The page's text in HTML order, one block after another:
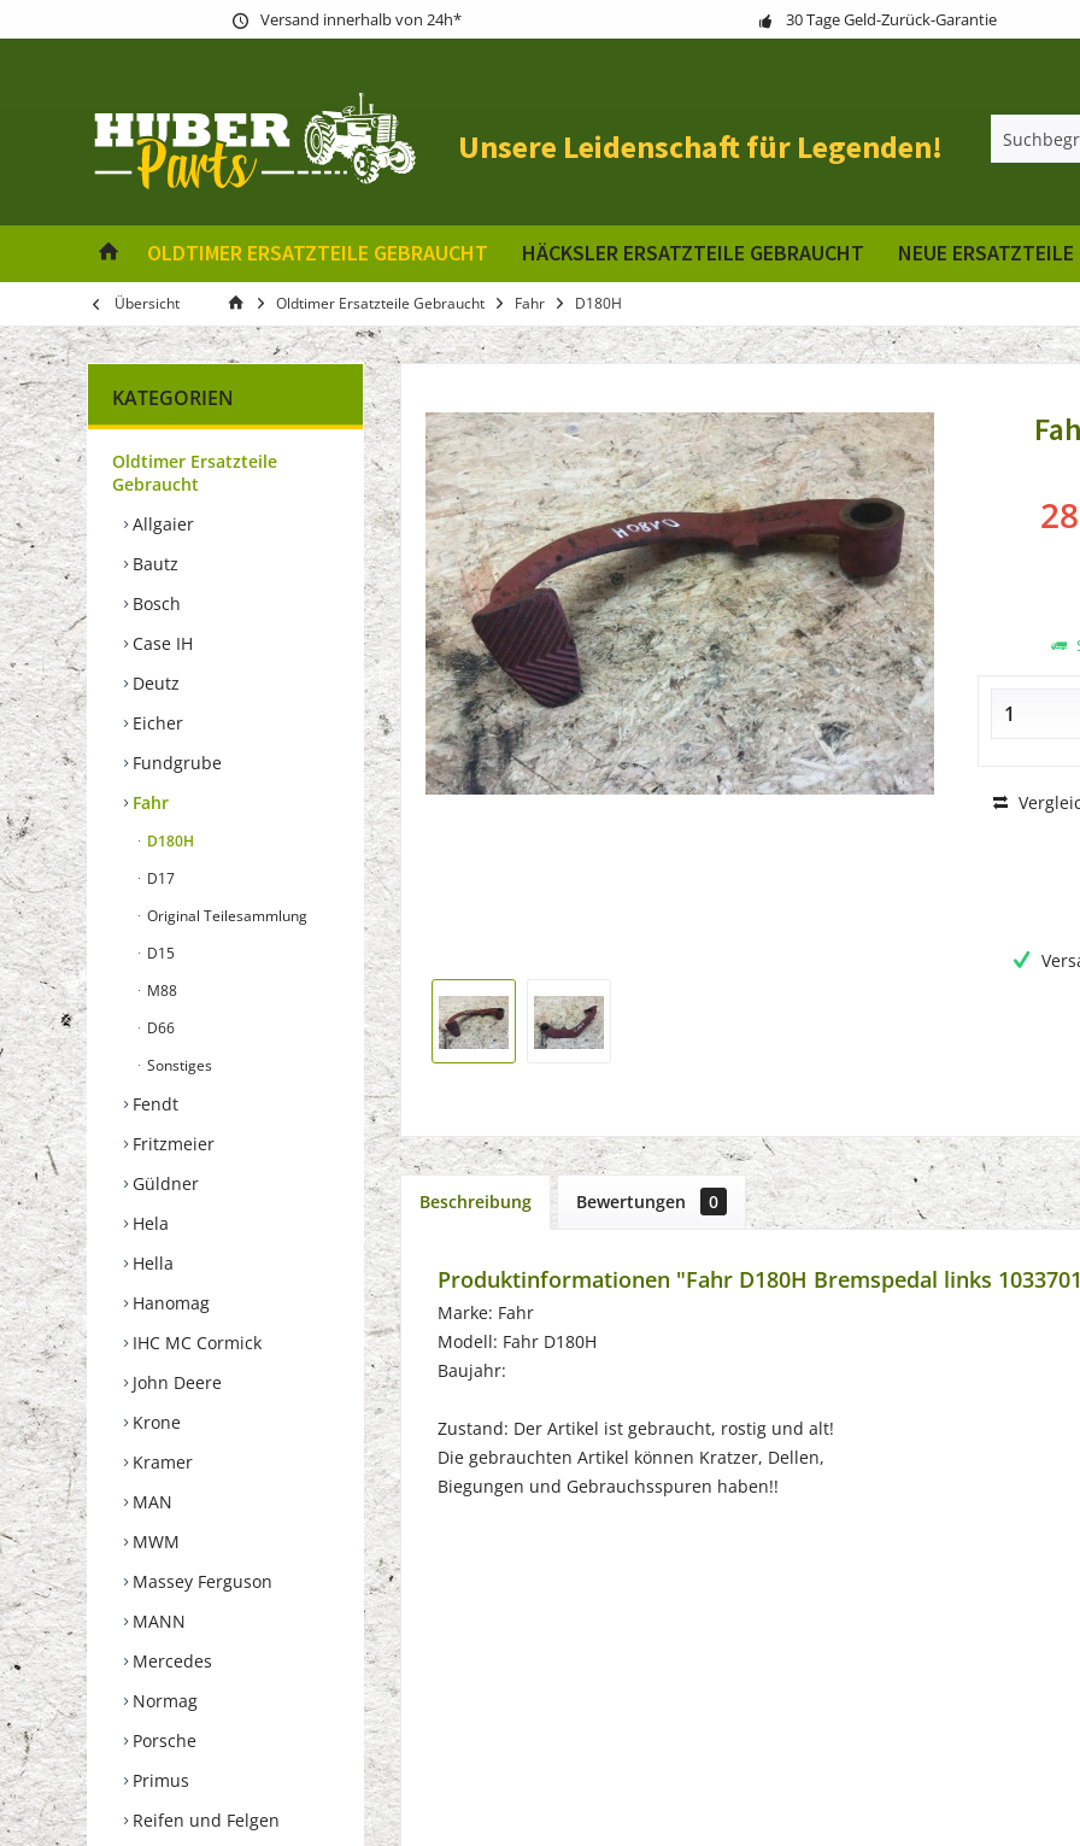
Versand innerhalb von 24h* 30 Tage Geld-Zurück-Garantie
Unsere Leidenschaft für Legenden!
OLDTIMER ERSATZTEILE GEBRAUCHT HÄCKSLER ERSATZTEILE GEBRAUCHT NEUE ERSATZTEILE
Übersicht Oldtimer Ersatzteile Gebraucht Fahr D180H
KATEGORIEN
Oldtimer Ersatzteile
Gebraucht
Allgaier
Bautz
Bosch
Case IH
Deutz
Eicher
Fundgrube
Fahr
D180H
D17
Original Teilesammlung
D15
M88
D66
Sonstiges
Fendt
Fritzmeier
Güldner
Hela
Hella
Hanomag
IHC MC Cormick
John Deere
Krone
Kramer
MAN
MWM
Massey Ferguson
MANN
Mercedes
Normag
Porsche
Primus
Reifen und Felgen
Beschreibung Bewertungen 0
Produktinformationen "Fahr D180H Bremspedal links
Marke: Fahr
Modell: Fahr D180H
Baujahr:
Zustand: Der Artikel ist gebraucht, rostig und alt!
Die gebrauchten Artikel können Kratzer, Dellen,
Biegungen und Gebrauchsspuren haben!!